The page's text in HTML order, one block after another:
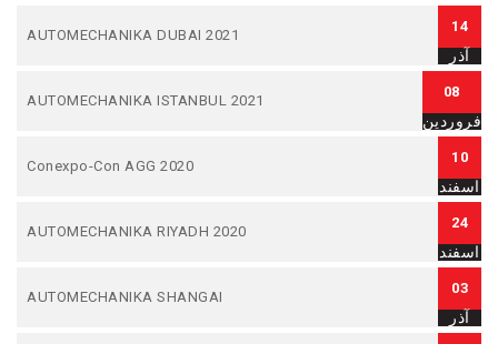
AUTOMECHANIKA DUBAI 2021
14
آذر
AUTOMECHANIKA ISTANBUL 2021
08
فروردین
Conexpo-Con AGG 2020
10
اسفند
AUTOMECHANIKA RIYADH 2020
24
اسفند
AUTOMECHANIKA SHANGAI
03
آذر